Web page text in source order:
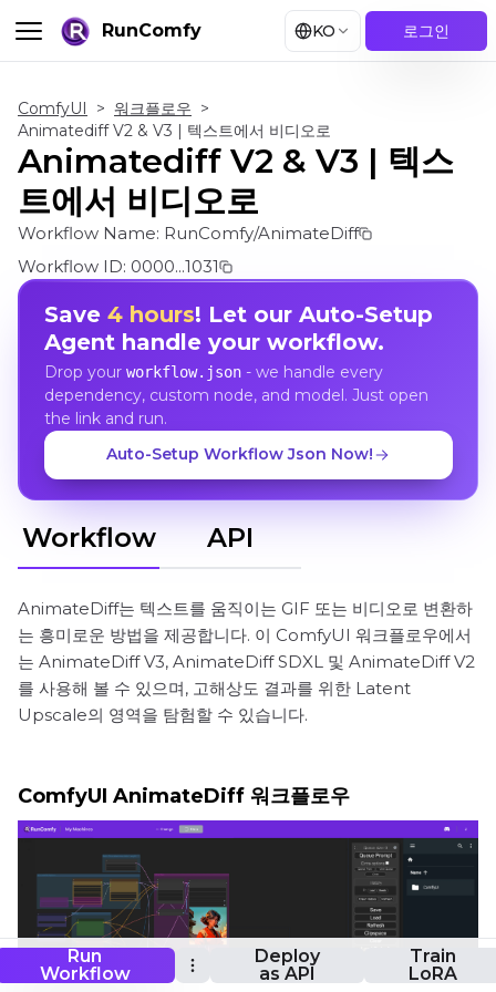
RunComfy KO 로그인
Run
Workflow
Deploy
as API
Train
LoRA
ComfyUI > 워크플로우 >
Animatediff V2 & V3 | 텍스트에서 비디오로
Animatediff V2 & V3 | 텍스
트에서 비디오로
Workflow Name: RunComfy/AnimateDiff
Workflow ID: 0000...1031
Save 4 hours! Let our Auto-Setup
Agent handle your workflow.
Drop your workflow.json- we handle every
dependency, custom node, and model. Just open
the link and run.
Auto-Setup Workflow Json Now!
Workflow API
AnimateDiff는 텍스트를 움직이는 GIF 또는 비디오로 변환하
는 흥미로운 방법을 제공합니다. 이 ComfyUI 워크플로우에서
는 AnimateDiff V3, AnimateDiff SDXL 및 AnimateDiff V2
를 사용해 볼 수 있으며, 고해상도 결과를 위한 Latent
Upscale의 영역을 탐험할 수 있습니다.
ComfyUI AnimateDiff 워크플로우